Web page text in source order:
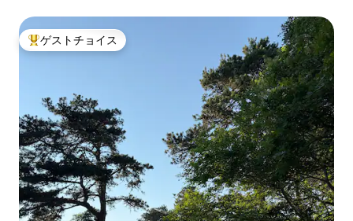
大好評のゲストチョイスです。
ゲストチョイス